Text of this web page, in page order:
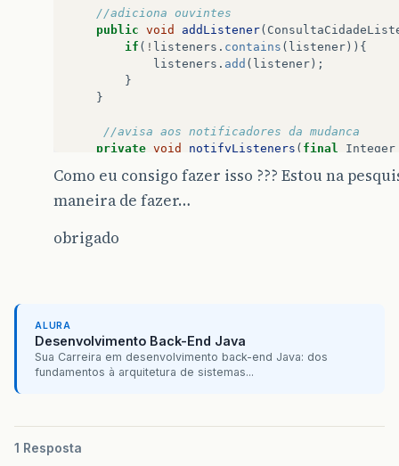
//adiciona ouvintes
public void addListener(
if ( ! listeners . contains ( listener )){
listeners . add ( listener );
}
}
//avisa aos notificadores da mudanca
private void notifyListeners ( final
Integer
public
Integer getCodigoCidade()
{
return
//aqui eh onde tento adicionar um ouvinte e
public
class CadastroEmpresa implements
Como eu consigo fazer isso ??? Estou na
maneira de fazer…
obrigado
ALURA
Desenvolvimento Back-End Java
Sua Carreira em desenvolvimento back-end Java: dos
fundamentos à arquitetura de sistemas...
1 Resposta